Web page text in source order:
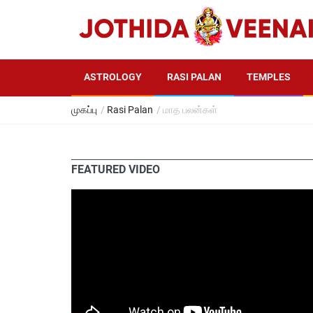
ASTROLOGY RASI PALAN TEMPLES
முகப்பு / Rasi Palan / மாத பலன்கள்
FEATURED VIDEO